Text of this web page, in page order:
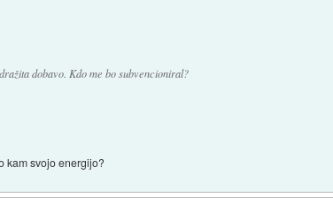
dobavo. Kdo me bo subvencioniral?
kam svojo energijo?